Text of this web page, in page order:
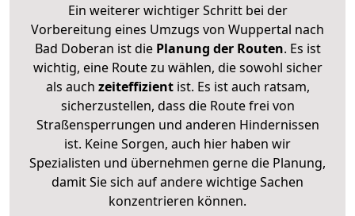
Ein weiterer wichtiger Schritt bei der
Vorbereitung eines Umzugs von Wuppertal nach
Bad Doberan ist diePlanung der Routen. Es ist
wichtig, eine Route zu wählen, die sowohl sicher
als auch zeiteffizientist. Es ist auch ratsam,
sicherzustellen, dass die Route frei von
Straßensperrungen und anderen Hindernissen
ist. Keine Sorgen, auch hier haben wir
Spezialisten und übernehmen gerne die Planung,
damit Sie sich auf andere wichtige Sachen
konzentrieren können.